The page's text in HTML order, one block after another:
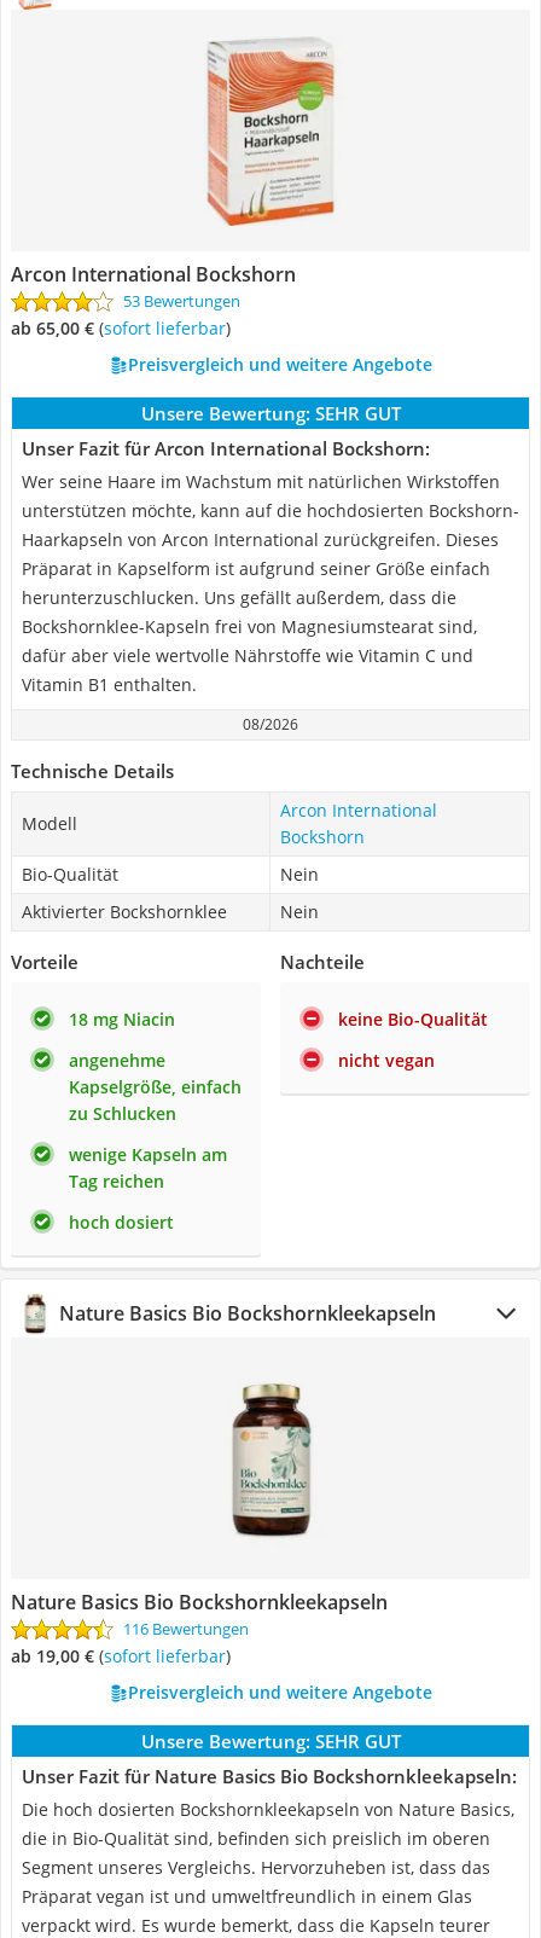
Arcon International Bockshorn
53 Bewertungen
ab 65,00 € ( Sofort lieferbar)
Preisvergleich und weitere Angebote
Unsere Bewertung: SEHR GUT
Unser Fazit für Arcon International Bockshorn:
Wer seine Haare im Wachstum mit natürlichen Wirkstoffen
unterstützen möchte, kann auf die hochdosierten Bockshorn-
Haarkapseln von Arcon International zurückgreifen. Dieses
Präparat in Kapselform ist aufgrund seiner Größe einfach
herunterzuschlucken. Uns gefällt außerdem, dass die
Bockshornklee-Kapseln frei von Magnesiumstearat sind,
dafür aber viele wertvolle Nährstoffe wie Vitamin C und
Vitamin B1 enthalten.
08/2026
Technische Details
Modell
Arcon International
Bockshorn
Bio-Qualität
Nein
Aktivierter Bockshornklee
Nein
Vorteile
18 mg Niacin
angenehme
Kapselgröße, einfach
zu Schlucken
wenige Kapseln am
Tag reichen
hoch dosiert
Nachteile
keine Bio-Qualität
nicht vegan
Nature Basics Bio Bockshornkleekapseln
Nature Basics Bio Bockshornkleekapseln
116 Bewertungen
ab 19,00 € ( Sofort lieferbar)
Preisvergleich und weitere Angebote
Unsere Bewertung: SEHR GUT
Unser Fazit für Nature Basics Bio Bockshornkleekapseln:
Die hoch dosierten Bockshornkleekapseln von Nature Basics,
die in Bio-Qualität sind, befinden sich preislich im oberen
Segment unseres Vergleichs. Hervorzuheben ist, dass das
Präparat vegan ist und umweltfreundlich in einem Glas
verpackt wird. Es wurde bemerkt, dass die Kapseln teurer